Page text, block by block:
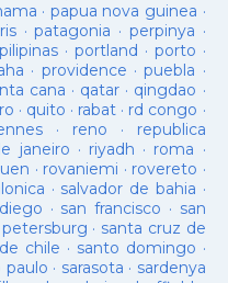
· papua nova guinea ·
·patagonia · perpinya ·
pilipinas ·portland · porto ·
· providence ·puebla ·
cana · qatar · qingdao ·
· quito · rabat · rd congo ·
· reno · republica
janeiro · riyadh · roma ·
· rovaniemi · rovereto ·
· salvador de bahia ·
· san francisco · san
· santa cruz de
chile · santo domingo ·
paulo · sarasota · sardenya